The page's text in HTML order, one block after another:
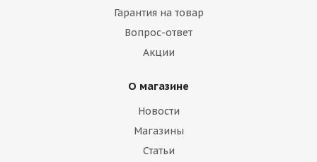
Гарантия на товар
Вопрос-ответ
Акции
О магазине
Новости
Магазины
Статьи